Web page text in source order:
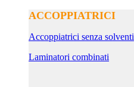
ACCOPPIATRICI
Accoppiatrici senza solventi
Laminatori combinati